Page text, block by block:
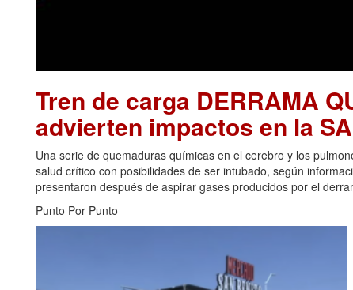
Tren de carga DERRAMA
advierten impactos en la
Una serie de quemaduras químicas en el cerebro y los
salud crítico con posibilidades de ser intubado, según
presentaron después de aspirar gases producidos por el
Punto Por Punto